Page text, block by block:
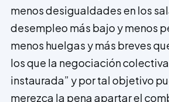
menos desigualdades en los
desempleo más bajo y menos
menos huelgas y más breves
los que la negociación
instaurada” y por tal objetivo
merezca la pena apartar el